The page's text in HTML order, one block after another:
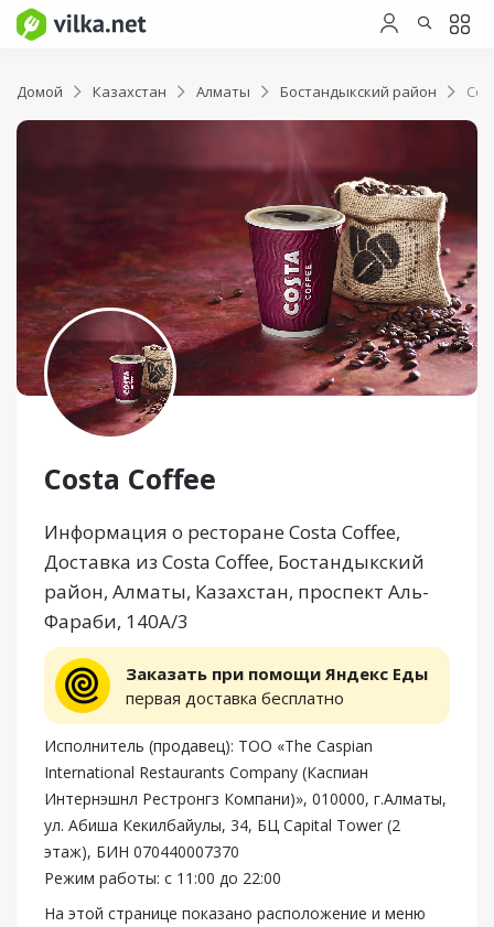
Домой Казахстан Алматы Бостандыкский район
Costa Coffee
Информация о ресторане Costa Coffee,
Доставка из Costa Coffee, Бостандыкский
район, Алматы, Казахстан, проспект Аль-
Фараби, 140А/3
Заказать при помощи Яндекс Еды
первая доставка бесплатно
Исполнитель (продавец): ТОО «The Caspian
International Restaurants Company (Каспиан
Интернэшнл Рестронгз Компани)», 010000, г.Алматы,
ул. Абиша Кекилбайулы, 34, БЦ Capital Tower (2
этаж), БИН 070440007370
Режим работы: с 11:00 до 22:00
На этой странице показано расположение и меню